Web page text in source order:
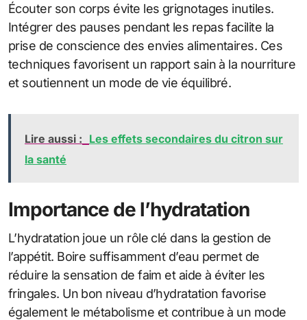
Écouter son corps évite les grignotages inutiles.
Intégrer des pauses pendant les repas facilite la
prise de conscience des envies alimentaires. Ces
techniques favorisent un rapport sain à la nourriture
et soutiennent un mode de vie équilibré.
Lire aussi : Les effets secondaires du citron sur
la santé
Importance de l’hydratation
L’hydratation joue un rôle clé dans la gestion de
l’appétit. Boire suffisamment d’eau permet de
réduire la sensation de faim et aide à éviter les
fringales. Un bon niveau d’hydratation favorise
également le métabolisme et contribue à un mode